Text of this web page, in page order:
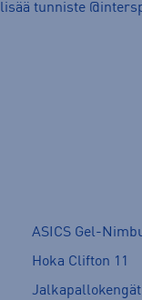
lisää tunniste
ASICS Gel-
Hoka Clifton 11
Jalkapallokengät